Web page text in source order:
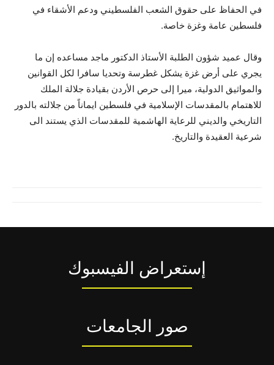
في الحفاظ على حقوق الشعب الفلسطيني ودعم الأشقاء في
فلسطين عامة وغزة خاصة.
وقال عميد شؤون الطلبة الأستاذ الدكتور ماجد مساعده إن ما
يجري على أرض غزة يشكل غطرسة وتحديا سافرا لكل القوانين
والمواثيق الدولية، ميرا إلى حرص الأردن بقيادة جلالة الملك
للاهتمام بالمقدسات الإسلامية في فلسطين ايماناً من جلالته بالدور
التاريخي والديني للرعاية الهاشمية للمقدسات الذي يستند الى
شرعية العقيدة والتاريخ.
إستعراض الفيسبوك
صور الجامعات